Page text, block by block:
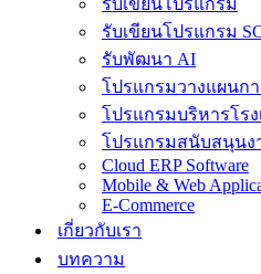
รับเขียนโปรแกรม
รับเขียนโปรแกรม
รับพัฒนา AI
โปรแกรมวางแผนก
โปรแกรมบริหารโรง
โปรแกรมสนับสนุนง
Cloud ERP Software
Mobile & Web
E-Commerce
เกี่ยวกับเรา
บทความ